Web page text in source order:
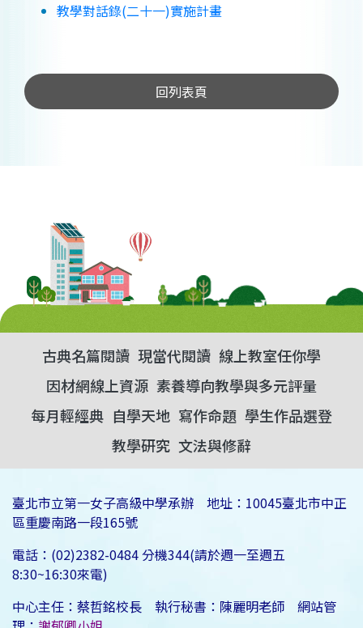
教學對話錄(二十一)實施計畫
回列表頁
古典名篇閱讀 現當代閱讀 線上教室任你學
因材網線上資源 素養導向教學與多元評量
每月輕經典 自學天地 寫作命題 學生作品選登
教學研究 文法與修辭
臺北市立第一女子高級中學承辦 地址：10045臺北市中正
區重慶南路一段165號
電話：(02)2382-0484 分機344(請於週一至週五
8:30~16:30來電)
中心主任：蔡哲銘校長 執行秘書：陳麗明老師 網站管